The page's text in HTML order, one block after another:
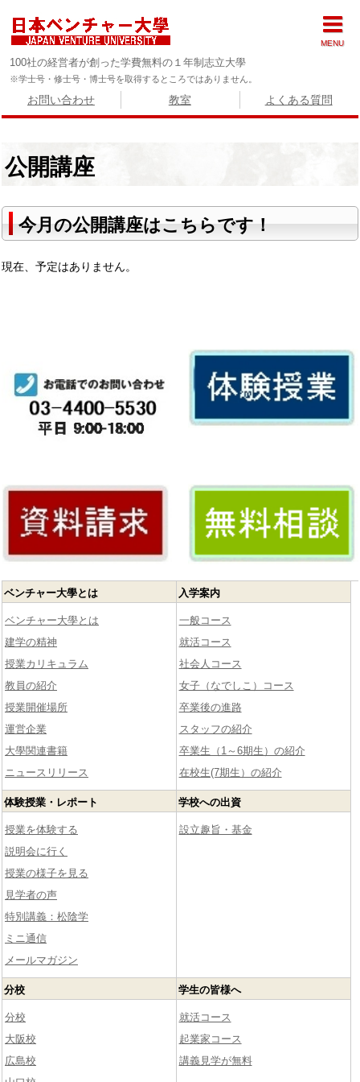
100社の経営者が創った学費無料の１年制志立大學
※学士号・修士号・博士号を取得するところではありません。
お問い合わせ 教室 よくある質問
公開講座
今月の公開講座はこちらです！
現在、予定はありません。
ベンチャー大學とは
ベンチャー大學とは
建学の精神
授業カリキュラム
教員の紹介
授業開催場所
運営企業
大學関連書籍
ニュースリリース
入学案内
一般コース
就活コース
社会人コース
女子（なでしこ）コース
卒業後の進路
スタッフの紹介
卒業生（1～6期生）の紹介
在校生(7期生）の紹介
体験授業・レポート
授業を体験する
説明会に行く
授業の様子を見る
見学者の声
特別講義：松陰学
ミニ通信
メールマガジン
学校への出資
設立趣旨・基金
分校
分校
大阪校
広島校
学生の皆様へ
就活コース
起業家コース
講義見学が無料
MENU